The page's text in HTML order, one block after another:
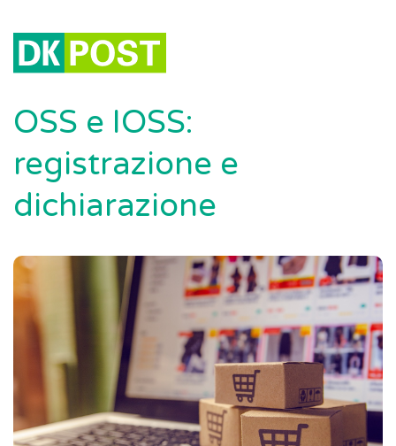
OSS e IOSS:
registrazione e
dichiarazione